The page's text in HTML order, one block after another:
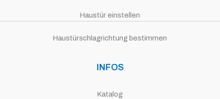
Haustür einstellen
Haustürschlagrichtung bestimmen
INFOS
Katalog